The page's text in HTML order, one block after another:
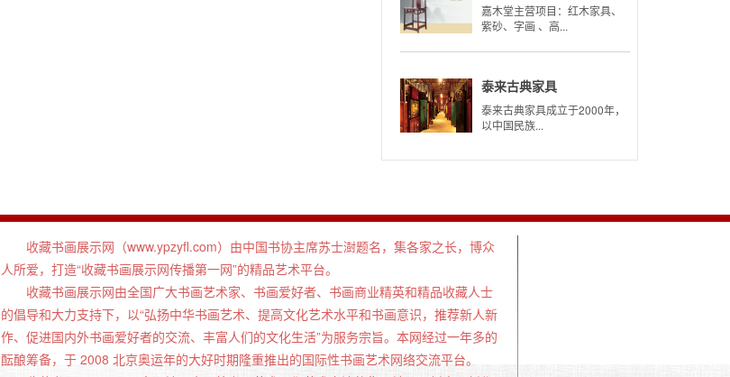
嘉木堂主营项目：红木家具、
紫砂、字画 、高...
泰来古典家具
泰来古典家具成立于2000年，
以中国民族...
收藏书画展示网（www.ypzyfl.com）由中国书协主席苏士澍题名，集各家之长，博众
人所爱，打造“收藏书画展示网传播第一网”的精品艺术平台。
收藏书画展示网由全国广大书画艺术家、书画爱好者、书画商业精英和精品收藏人士
的倡导和大力支持下，以“弘扬中华书画艺术、提高文化艺术水平和书画意识，推荐新人新
作、促进国内外书画爱好者的交流、丰富人们的文化生活”为服务宗旨。本网经过一年多的
酝酿筹备，于 2008 北京奥运年的大好时期隆重推出的国际性书画艺术网络交流平台。